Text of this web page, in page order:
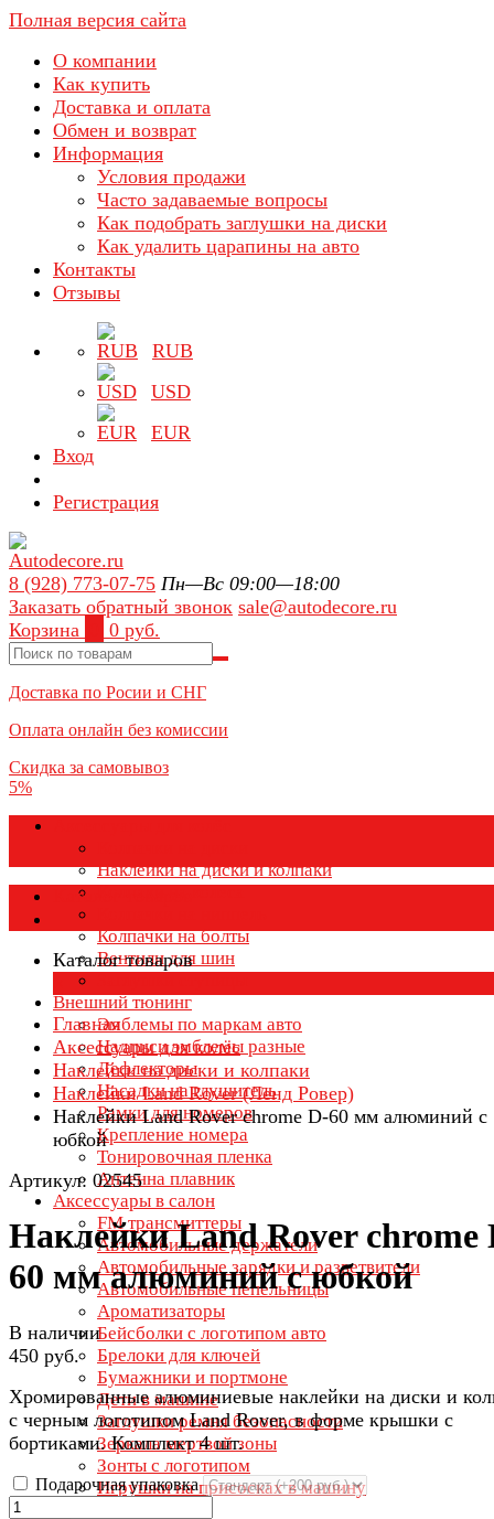
Полная версия сайта
О компании
Как купить
Доставка и оплата
Обмен и возврат
Информация
Условия продажи
Часто задаваемые вопросы
Как подобрать заглушки на диски
Как удалить царапины на авто
Контакты
Отзывы
RUB
USD
EUR
Вход
Регистрация
8 (928) 773-07-75 Пн—Вс 09:00—18:00
Заказать обратный звонок sale@autodecore.ru
Корзина
0 руб.
Доставка по Росии и СНГ
Оплата онлайн без комиссии
Скидка за самовывоз
5%
Наклейки на диски и колпаки
Колпаки на колеса
Колпачки на болты
Вентили для шин
Внешний тюнинг
Эмблемы по маркам авто
Надписи эмблемы разные
Дефлекторы
Насадки на глушитель
Рамки для номеров
Крепление номера
Тонировочная пленка
Антенна плавник
Аксессуары в салон
FM трансмиттеры
Автомобильные держатели
Автомобильные зарядки и разветвители
Автомобильные пепельницы
Ароматизаторы
Бейсболки с логотипом авто
Брелоки для ключей
Бумажники и портмоне
Дети в машине
Заглушки ремня безопасности
Зеркала мертвой зоны
Зонты с логотипом
Игрушки на присосках в машину
Каталог товаров
Каталог товаров
Главная
Аксессуары для колёс
Наклейки на диски и колпаки
Наклейки Land Rover (Ленд Ровер)
Наклейки Land Rover chrome D-60 мм алюминий с
юбкой
Артикул: 02545
Наклейки Land Rover chrome
60 мм алюминий с юбкой
В наличии
450 руб.
Хромированные алюминиевые наклейки на диски и
с черным логотипом Land Rover, в форме крышки с
бортиками. Комплект 4 шт.
Подарочная упаковка